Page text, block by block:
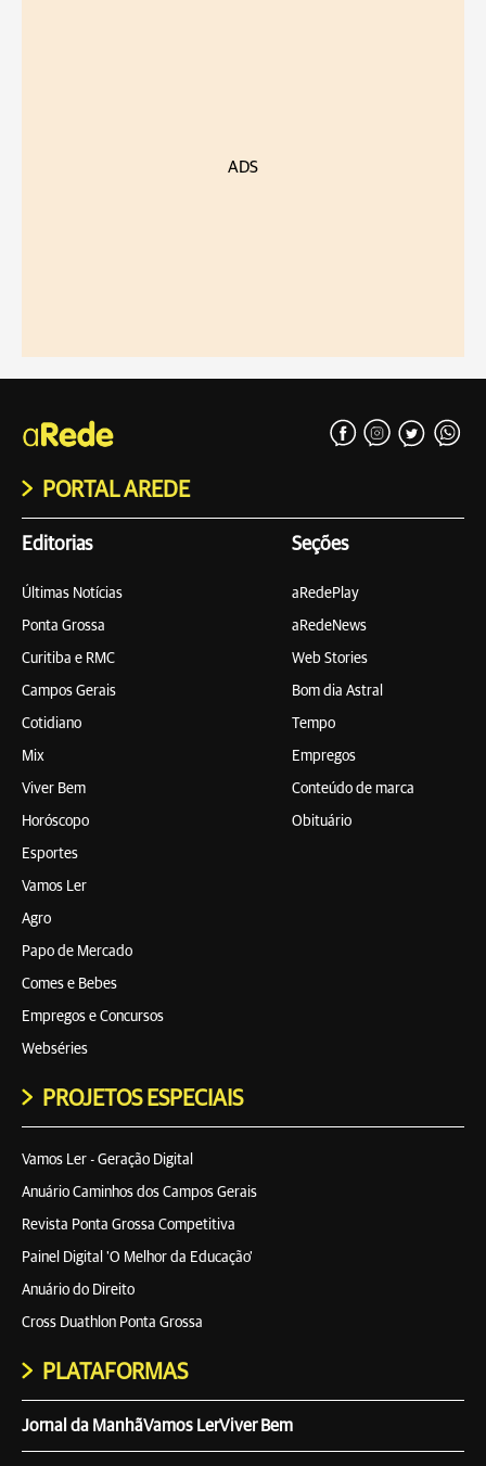
ADS
PORTAL AREDE
Editorias
Últimas Notícias
Ponta Grossa
Curitiba e RMC
Campos Gerais
Cotidiano
Mix
Viver Bem
Horóscopo
Esportes
Vamos Ler
Agro
Papo de Mercado
Comes e Bebes
Empregos e Concursos
Webséries
Seções
aRedePlay
aRedeNews
Web Stories
Bom dia Astral
Tempo
Empregos
Conteúdo de marca
Obituário
PROJETOS ESPECIAIS
Vamos Ler - Geração Digital
Anuário Caminhos dos Campos Gerais
Revista Ponta Grossa Competitiva
Painel Digital 'O Melhor da Educação'
Anuário do Direito
Cross Duathlon Ponta Grossa
PLATAFORMAS
Jornal da ManhãVamos LerViver Bem